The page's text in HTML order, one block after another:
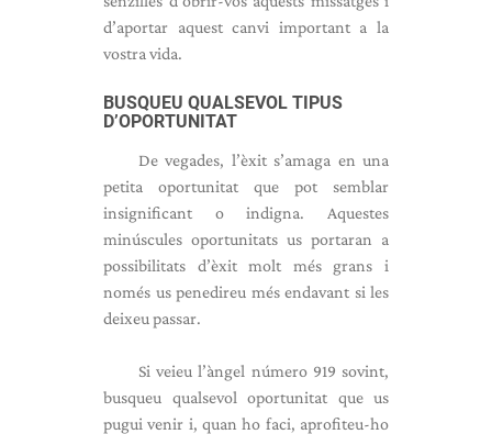
d’aportar aquest canvi important a la
vostra vida.
BUSQUEU QUALSEVOL TIPUS
D’OPORTUNITAT
De vegades, l’èxit s’amaga en una
petita oportunitat que pot semblar
insignificant o indigna. Aquestes
minúscules oportunitats us portaran a
possibilitats d’èxit molt més grans i
només us penedireu més endavant si les
deixeu passar.
Si veieu l’àngel número 919 sovint,
busqueu qualsevol oportunitat que us
pugui venir i, quan ho faci, aprofiteu-ho